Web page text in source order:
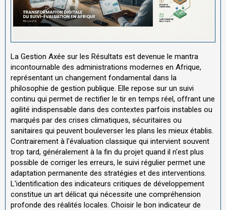
La Gestion Axée sur les Résultats est devenue le mantra
incontournable des administrations modernes en Afrique,
représentant un changement fondamental dans la
philosophie de gestion publique. Elle repose sur un suivi
continu qui permet de rectifier le tir en temps réel, offrant une
agilité indispensable dans des contextes parfois instables ou
marqués par des crises climatiques, sécuritaires ou
sanitaires qui peuvent bouleverser les plans les mieux établis.
Contrairement à l'évaluation classique qui intervient souvent
trop tard, généralement à la fin du projet quand il n'est plus
possible de corriger les erreurs, le suivi régulier permet une
adaptation permanente des stratégies et des interventions.
L'identification des indicateurs critiques de développement
constitue un art délicat qui nécessite une compréhension
profonde des réalités locales. Choisir le bon indicateur de